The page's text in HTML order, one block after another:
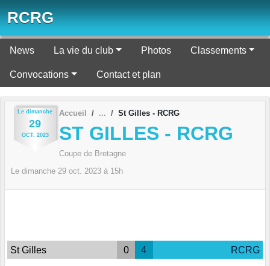
RCRG
News La vie du club Photos Classements
Convocations Contact et plan
Le dimanche
29
OCT. 2023
Accueil St Gilles - RCRG
ST GILLES - RCRG
Coupe de Bretagne
Le dimanche 29 oct. 2023 à 15h
St Gilles 0 4 RCRG